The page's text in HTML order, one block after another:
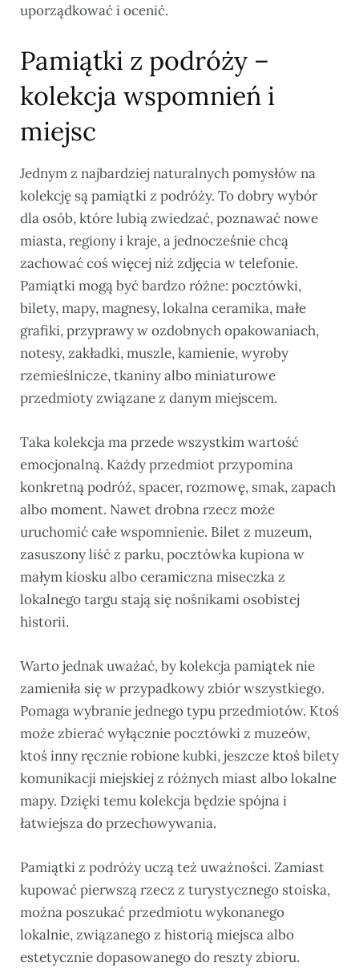
uporządkować i ocenić.
Pamiątki z podróży –
kolekcja wspomnień i
miejsc
Jednym z najbardziej naturalnych pomysłów na
kolekcję są pamiątki z podróży. To dobry wybór
dla osób, które lubią zwiedzać, poznawać nowe
miasta, regiony i kraje, a jednocześnie chcą
zachować coś więcej niż zdjęcia w telefonie.
Pamiątki mogą być bardzo różne: pocztówki,
bilety, mapy, magnesy, lokalna ceramika, małe
grafiki, przyprawy w ozdobnych opakowaniach,
notesy, zakładki, muszle, kamienie, wyroby
rzemieślnicze, tkaniny albo miniaturowe
przedmioty związane z danym miejscem.
Taka kolekcja ma przede wszystkim wartość
emocjonalną. Każdy przedmiot przypomina
konkretną podróż, spacer, rozmowę, smak, zapach
albo moment. Nawet drobna rzecz może
uruchomić całe wspomnienie. Bilet z muzeum,
zasuszony liść z parku, pocztówka kupiona w
małym kiosku albo ceramiczna miseczka z
lokalnego targu stają się nośnikami osobistej
historii.
Warto jednak uważać, by kolekcja pamiątek nie
zamieniła się w przypadkowy zbiór wszystkiego.
Pomaga wybranie jednego typu przedmiotów. Ktoś
może zbierać wyłącznie pocztówki z muzeów,
ktoś inny ręcznie robione kubki, jeszcze ktoś bilety
komunikacji miejskiej z różnych miast albo lokalne
mapy. Dzięki temu kolekcja będzie spójna i
łatwiejsza do przechowywania.
Pamiątki z podróży uczą też uważności. Zamiast
kupować pierwszą rzecz z turystycznego stoiska,
można poszukać przedmiotu wykonanego
lokalnie, związanego z historią miejsca albo
estetycznie dopasowanego do reszty zbioru.